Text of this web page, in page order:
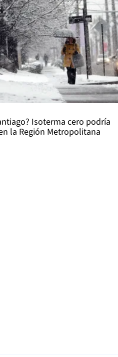
Isoterma cero podría
la Región Metropolitana